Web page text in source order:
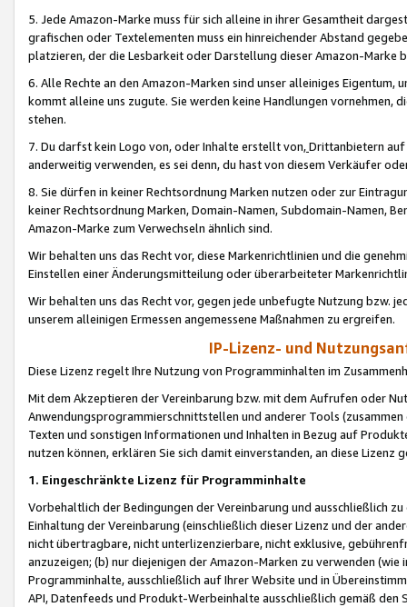
5. Jede Amazon-Marke muss für sich alleine in ihrer Gesamtheit
grafischen oder Textelementen muss ein hinreichender Abstand
platzieren, der die Lesbarkeit oder Darstellung dieser Amazon-Marke
6. Alle Rechte an den Amazon-Marken sind unser alleiniges
kommt alleine uns zugute. Sie werden keine Handlungen vornehmen,
stehen.
7. Du darfst kein Logo von, oder Inhalte erstellt von,Drittanbietern auf
anderweitig verwenden, es sei denn, du hast von diesem Verkäufer
8. Sie dürfen in keiner Rechtsordnung Marken nutzen oder zur
keiner Rechtsordnung Marken, Domain-Namen, Subdomain-Namen,
Amazon-Marke zum Verwechseln ähnlich sind.
Wir behalten uns das Recht vor, diese Markenrichtlinien und die
Einstellen einer Änderungsmitteilung oder überarbeiteter
Wir behalten uns das Recht vor, gegen jede unbefugte Nutzung bzw.
unserem alleinigen Ermessen angemessene Maßnahmen zu ergreifen.
IP-Lizenz- und
Diese Lizenz regelt Ihre Nutzung von Programminhalten im
Mit dem Akzeptieren der Vereinbarung bzw. mit dem Aufrufen oder
Anwendungsprogrammierschnittstellen und anderer Tools (zusammen
Texten und sonstigen Informationen und Inhalten in Bezug auf
nutzen können, erklären Sie sich damit einverstanden, an diese Lizenz
1. Eingeschränkte Lizenz für Programminhalte
Vorbehaltlich der Bedingungen der Vereinbarung und ausschließlich
Einhaltung der Vereinbarung (einschließlich dieser Lizenz und der
nicht übertragbare, nicht unterlizenzierbare, nicht exklusive,
anzuzeigen; (b) nur diejenigen der Amazon-Marken zu verwenden
Programminhalte, ausschließlich auf Ihrer Website und in
API, Datenfeeds und Produkt-Werbeinhalte ausschließlich gemäß